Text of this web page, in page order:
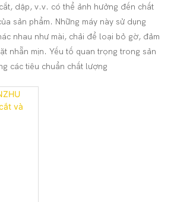
dập, v.v. có thể ảnh hưởng đến chất
sản phẩm. Những máy này sử dụng
nhau như mài, chải để loại bỏ gờ, đảm
nhẵn mịn. Yếu tố quan trọng trong sản
các tiêu chuẩn chất lượng